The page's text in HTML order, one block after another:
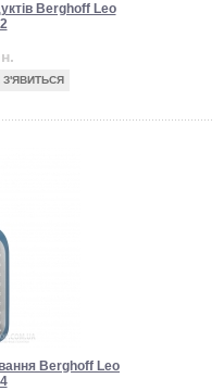
Berghoff Leo
З'ЯВИТЬСЯ
Berghoff Leo